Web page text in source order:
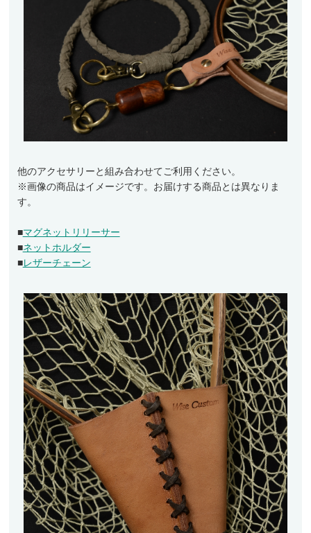
他のアクセサリーと組み合わせてご利用ください。
※画像の商品はイメージです。お届けする商品とは異なりま
す。
■マグネットリリーサー
■ネットホルダー
■レザーチェーン